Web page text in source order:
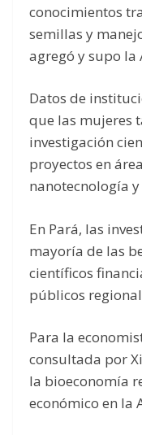
conocimientos
semillas y
agregó y supo la
Datos de
que las mujeres
investigación
proyectos en
nanotecnología
En Pará, las
mayoría de las
científicos
públicos
Para la
consultada por
la bioeconomía
económico en la